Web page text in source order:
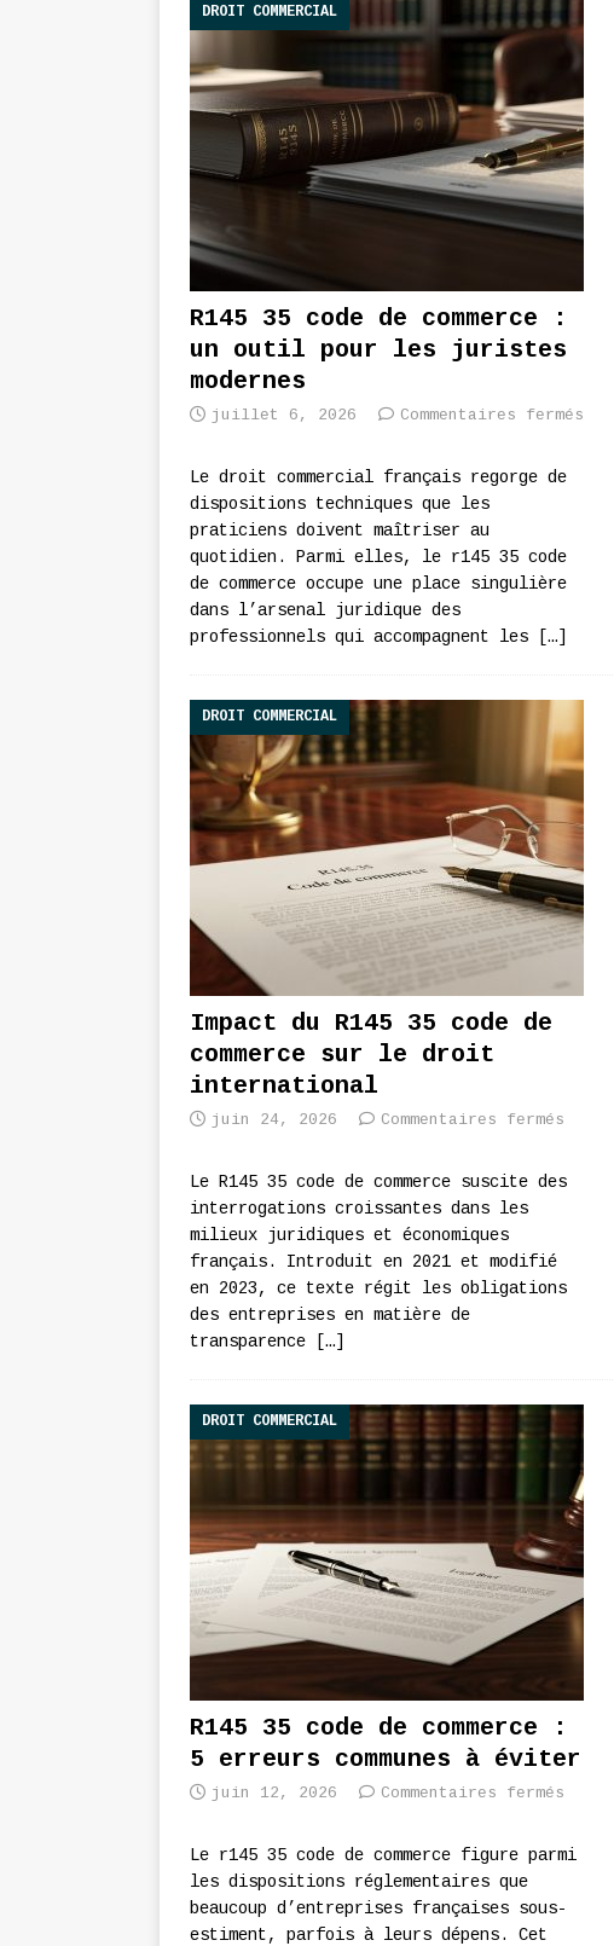
DROIT COMMERCIAL
R145 35 code de commerce :
un outil pour les juristes
modernes
juillet 6, 2026 Commentaires fermés
Le droit commercial français regorge de
dispositions techniques que les
praticiens doivent maîtriser au
quotidien. Parmi elles, le r145 35 code
de commerce occupe une place singulière
dans l’arsenal juridique des
professionnels qui accompagnent les
[…]
DROIT COMMERCIAL
Impact du R145 35 code de
commerce sur le droit
international
juin 24, 2026 Commentaires fermés
Le R145 35 code de commerce suscite des
interrogations croissantes dans les
milieux juridiques et économiques
français. Introduit en 2021 et modifié
en 2023, ce texte régit les obligations
des entreprises en matière de
transparence
[…]
DROIT COMMERCIAL
R145 35 code de commerce :
5 erreurs communes à éviter
juin 12, 2026 Commentaires fermés
Le r145 35 code de commerce figure parmi
les dispositions réglementaires que
beaucoup d’entreprises françaises sous-
estiment, parfois à leurs dépens. Cet